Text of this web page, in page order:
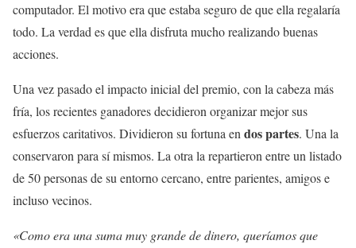
computador. El motivo era que estaba seguro de que ella regalaría
todo. La verdad es que ella disfruta mucho realizando buenas
acciones.
Una vez pasado el impacto inicial del premio, con la cabeza más
fría, los recientes ganadores decidieron organizar mejor sus
esfuerzos caritativos. Dividieron su fortuna endos partes. Una la
conservaron para sí mismos. La otra la repartieron entre un listado
de 50 personas de su entorno cercano, entre parientes, amigos e
incluso vecinos.
«Como era una suma muy grande de dinero, queríamos que